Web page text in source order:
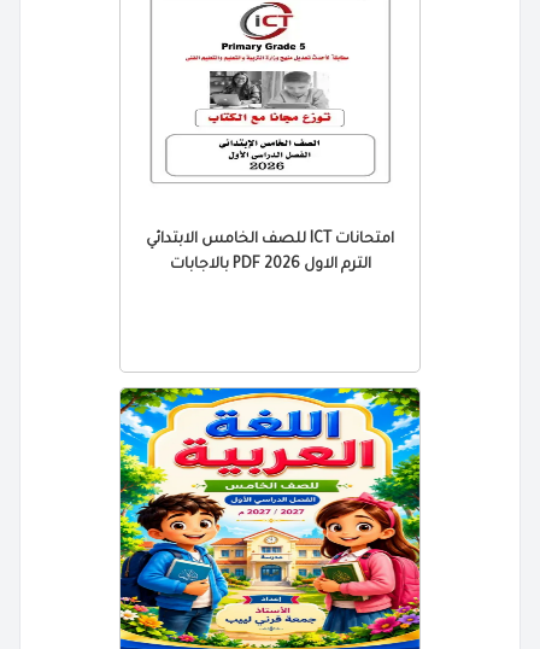
امتحانات ICT للصف الخامس الابتدائي
الترم الاول 2026 PDF بالاجابات